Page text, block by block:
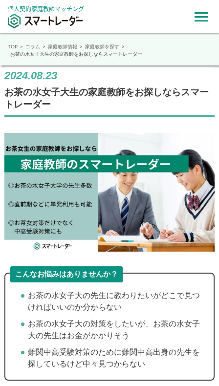
個人契約家庭教師マッチング
▶
▶
TOP コラム 家庭教師情報
家庭教師を探す
お茶の水女子大生の家庭教師をお探しならスマートレーダー
2024.08.23
お茶の水女子大生の家庭教師をお探しならスマー
トレーダー
こんなお悩みはありませんか？
お茶の水女子大の先生に教わりたいがどこで見つ
ければいいのか分からない
お茶の水女子大の対策をしたいが、お茶の水女子
大の先生はお金がかかりそう
難関中高受験対策のために難関中高出身の先生を
探しているけど中々見つからない